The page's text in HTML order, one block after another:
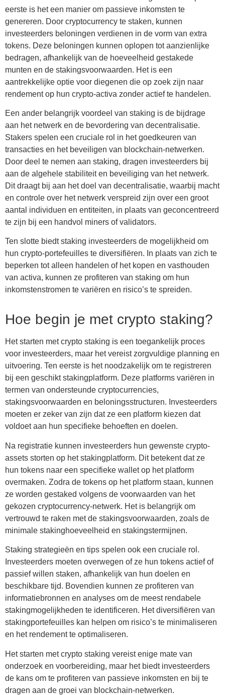
eerste is het een manier om passieve inkomsten te
genereren. Door cryptocurrency te staken, kunnen
investeerders beloningen verdienen in de vorm van extra
tokens. Deze beloningen kunnen oplopen tot aanzienlijke
bedragen, afhankelijk van de hoeveelheid gestakede
munten en de stakingsvoorwaarden. Het is een
aantrekkelijke optie voor diegenen die op zoek zijn naar
rendement op hun crypto-activa zonder actief te handelen.
Een ander belangrijk voordeel van staking is de bijdrage
aan het netwerk en de bevordering van decentralisatie.
Stakers spelen een cruciale rol in het goedkeuren van
transacties en het beveiligen van blockchain-netwerken.
Door deel te nemen aan staking, dragen investeerders bij
aan de algehele stabiliteit en beveiliging van het netwerk.
Dit draagt bij aan het doel van decentralisatie, waarbij macht
en controle over het netwerk verspreid zijn over een groot
aantal individuen en entiteiten, in plaats van geconcentreerd
te zijn bij een handvol miners of validators.
Ten slotte biedt staking investeerders de mogelijkheid om
hun crypto-portefeuilles te diversifiëren. In plaats van zich te
beperken tot alleen handelen of het kopen en vasthouden
van activa, kunnen ze profiteren van staking om hun
inkomstenstromen te variëren en risico’s te spreiden.
Hoe begin je met crypto staking?
Het starten met crypto staking is een toegankelijk proces
voor investeerders, maar het vereist zorgvuldige planning en
uitvoering. Ten eerste is het noodzakelijk om te registreren
bij een geschikt stakingplatform. Deze platforms variëren in
termen van ondersteunde cryptocurrencies,
stakingsvoorwaarden en beloningsstructuren. Investeerders
moeten er zeker van zijn dat ze een platform kiezen dat
voldoet aan hun specifieke behoeften en doelen.
Na registratie kunnen investeerders hun gewenste crypto-
assets storten op het stakingplatform. Dit betekent dat ze
hun tokens naar een specifieke wallet op het platform
overmaken. Zodra de tokens op het platform staan, kunnen
ze worden gestaked volgens de voorwaarden van het
gekozen cryptocurrency-netwerk. Het is belangrijk om
vertrouwd te raken met de stakingsvoorwaarden, zoals de
minimale stakinghoeveelheid en stakingstermijnen.
Staking strategieën en tips spelen ook een cruciale rol.
Investeerders moeten overwegen of ze hun tokens actief of
passief willen staken, afhankelijk van hun doelen en
beschikbare tijd. Bovendien kunnen ze profiteren van
informatiebronnen en analyses om de meest rendabele
stakingmogelijkheden te identificeren. Het diversifiëren van
stakingportefeuilles kan helpen om risico’s te minimaliseren
en het rendement te optimaliseren.
Het starten met crypto staking vereist enige mate van
onderzoek en voorbereiding, maar het biedt investeerders
de kans om te profiteren van passieve inkomsten en bij te
dragen aan de groei van blockchain-netwerken.